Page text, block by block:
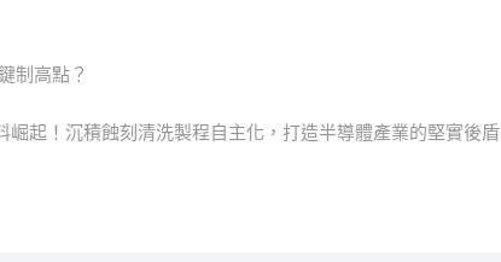
制高點？
崛起！沉積蝕刻清洗製程自主化，打造半導體產業的堅實後盾